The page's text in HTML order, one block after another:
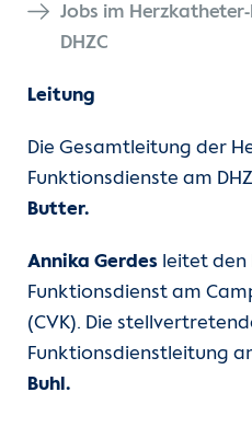
Jobs im
DHZC
Leitung
Die Gesamtleitung der
Funktionsdienste am
Butter.
Annika Gerdes leitet den
Funktionsdienst am
(CVK). Die
Funktionsdienstleitung
Buhl.